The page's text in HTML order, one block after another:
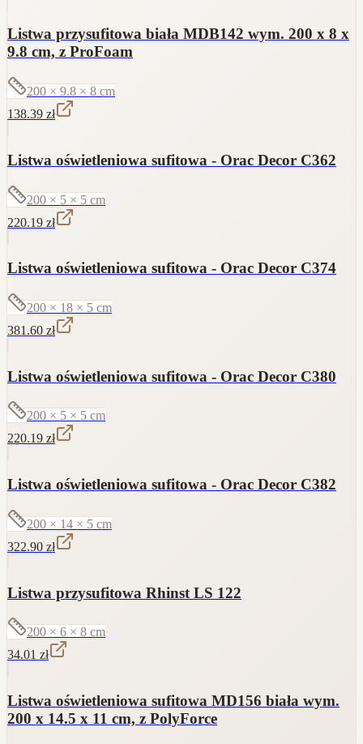
Listwa przysufitowa biała MDB142 wym. 200 x 8 x
9.8 cm, z ProFoam
200 × 9.8 × 8 cm
138.39 zł
Listwa oświetleniowa sufitowa - Orac Decor C362
200 × 5 × 5 cm
220.19 zł
Listwa oświetleniowa sufitowa - Orac Decor C374
200 × 18 × 5 cm
381.60 zł
Listwa oświetleniowa sufitowa - Orac Decor C380
200 × 5 × 5 cm
220.19 zł
Listwa oświetleniowa sufitowa - Orac Decor C382
200 × 14 × 5 cm
322.90 zł
Listwa przysufitowa Rhinst LS 122
200 × 6 × 8 cm
34.01 zł
Listwa oświetleniowa sufitowa MD156 biała wym.
200 x 14.5 x 11 cm, z PolyForce